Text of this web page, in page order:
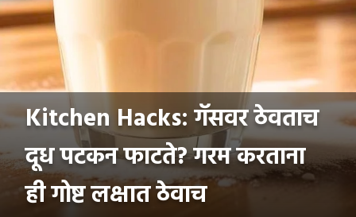
Kitchen Hacks: गॅसवर ठेवताच
दूध पटकन फाटते? गरम करताना
ही गोष्ट लक्षात ठेवाच